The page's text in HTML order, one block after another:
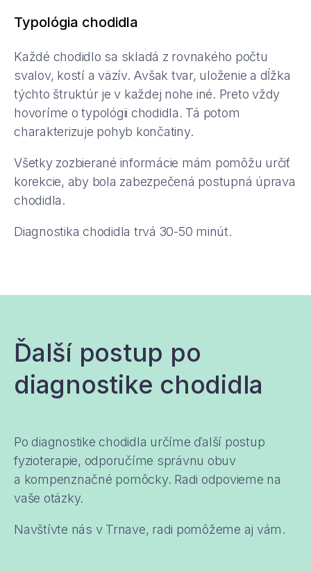
Typológia chodidla
Každé chodidlo sa skladá z rovnakého počtu
svalov, kostí a väzív. Avšak tvar, uloženie a dĺžka
týchto štruktúr je v každej nohe iné. Preto vždy
hovoríme o typológii chodidla. Tá potom
charakterizuje pohyb končatiny.
Všetky zozbierané informácie mám pomôžu určiť
korekcie, aby bola zabezpečená postupná úprava
chodidla.
Diagnostika chodidla trvá 30-50 minút.
Ďalší postup po
diagnostike chodidla
Po diagnostike chodidla určíme ďalší postup
fyzioterapie, odporučíme správnu obuv
a kompenznačné pomôcky. Radi odpovieme na
vaše otázky.
Navštívte nás v Trnave, radi pomôžeme aj vám.